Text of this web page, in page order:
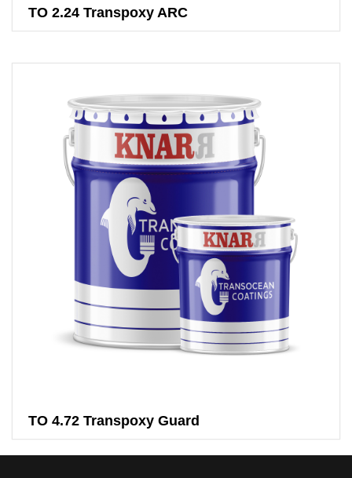
TO 2.24 Transpoxy ARC
TO 4.72 Transpoxy Guard